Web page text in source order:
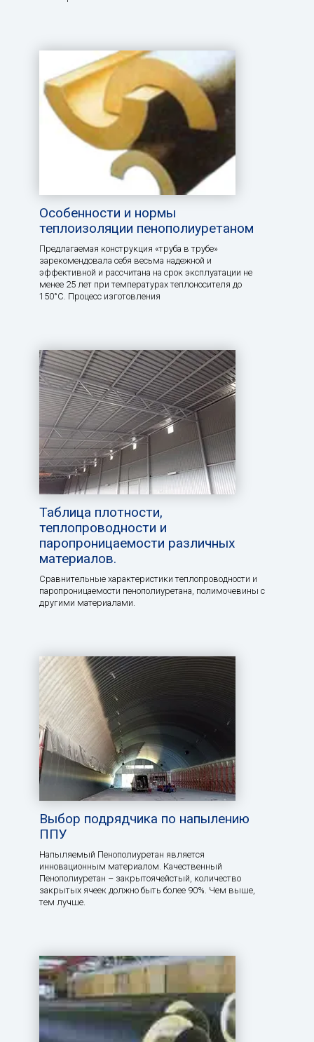
Особенности и нормы
теплоизоляции пенополиуретаном
Предлагаемая конструкция «труба в трубе»
зарекомендовала себя весьма надежной и
эффективной и рассчитана на срок эксплуатации не
менее 25 лет при температурах теплоносителя до
150°С. Процесс изготовления
Таблица плотности,
теплопроводности и
паропроницаемости различных
материалов.
Сравнительные характеристики теплопроводности и
паропроницаемости пенополиуретана, полимочевины с
другими материалами.
Выбор подрядчика по напылению
ППУ
Напыляемый Пенополиуретан является
инновационным материалом. Качественный
Пенополиуретан – закрытоячейстый, количество
закрытых ячеек должно быть более 90%. Чем выше,
тем лучше.